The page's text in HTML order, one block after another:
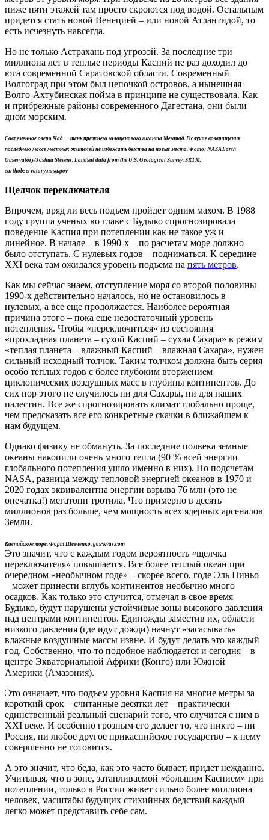
ниже пяти этажей там просто скроются под водой. Остальным
придется стать новой Венецией – или новой Атлантидой, то
есть исчезнуть навсегда.
Но не только Астрахань под угрозой. За последние три
миллиона лет в теплые периоды Каспий не раз доходил до
юга современной Саратовской области. Современный
Волгоград при этом был цепочкой островов, а нынешняя
Волго-Ахтубинская пойма в принципе не существовала. Как
и прибрежные районы современного Дагестана, они были
дном морским.
Современное озеро Чад — тень прежнего голоценового гиганта Мегачад. В случае возвращения
последнего массе местных жителей не избежать бегства на новые места. Фото: NASA Earth
Observatory/Joshua Stevens, Landsat data from the U.S. Geological Survey, SRTM.
earthobservatory.nasa.gov
Щелчок переключателя
Впрочем, вряд ли весь подъем пройдет одним махом. В 1988
году группа ученых во главе с Будыко спрогнозировала
поведение Каспия при потеплении как не такое уж и
линейное. В начале – в 1990-х – по расчетам море должно
было отступать. С нулевых годов – подниматься. К середине
XXI века там ожидался уровень подъема на пять метров.
Как мы сейчас знаем, отступление моря со второй половины
1990-х действительно началось, но не остановилось в
нулевых, а все еще продолжается. Наиболее вероятная
причина этого – пока еще недостаточный уровень
потепления. Чтобы «переключиться» из состояния
«прохладная планета – сухой Каспий – сухая Сахара» в режим
«теплая планета – влажный Каспий – влажная Сахара», нужен
сильный исходный толчок. Таким толчком должна быть серия
особо теплых годов с более глубоким вторжением
циклонических воздушных масс в глубины континентов. До
сих пор этого не случилось ни для Сахары, ни для наших
палестин. Все же спрогнозировать климат глобально проще,
чем предсказать все его конкретные скачки в ближайшем к
нам будущем.
Однако физику не обмануть. За последние полвека земные
океаны накопили очень много тепла (90 % всей энергии
глобального потепления ушло именно в них). По подсчетам
NASA, разница между тепловой энергией океанов в 1970 и
2020 годах эквивалентна энергии взрыва 76 млн (это не
опечатка!) мегатонн тротила. Что примерно в десять
миллионов раз больше, чем мощность всех ядерных арсеналов
Земли.
Каспийское море, Форт Шевченко. gas-kvas.com
Это значит, что с каждым годом вероятность «щелчка
переключателя» повышается. Все более теплый океан при
очередном «необычном годе» – скорее всего, годе Эль Ниньо
– может принести вглубь континентов необычно много
осадков. Как только это случится, отмечал в свое время
Будыко, будут нарушены устойчивые зоны высокого давления
над центрами континентов. Единожды заместив их, области
низкого давления (где идут дожди) начнут «засасывать»
влажные воздушные массы извне. И будут делать это каждый
год. Собственно, что-то подобное наблюдается и сегодня – в
центре Экваториальной Африки (Конго) или Южной
Америки (Амазония).
Это означает, что подъем уровня Каспия на многие метры за
короткий срок – считанные десятки лет – практически
единственный реальный сценарий того, что случится с ним в
XXI веке. И особенно грозным его делает то, что никто – ни
Россия, ни любое другое прикаспийское государство – к нему
совершенно не готовится.
А это значит, что беда, как это часто бывает, придет нежданно.
Учитывая, что в зоне, затапливаемой «большим Каспием» при
потеплении, только в России живет сильно более миллиона
человек, масштабы будущих стихийных бедствий каждый
легко может представить себе сам.